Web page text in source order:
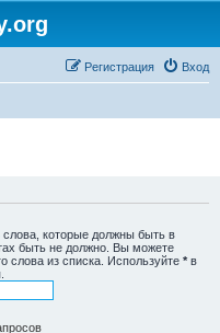
Вход
Регистрация
слова, которые должны быть в
быть не должно. Вы можете
слова из списка. Используйте * в